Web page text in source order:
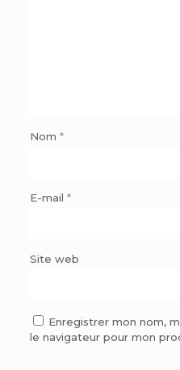
Nom *
E-mail *
Site web
Enregistrer mon nom,
le navigateur pour mon